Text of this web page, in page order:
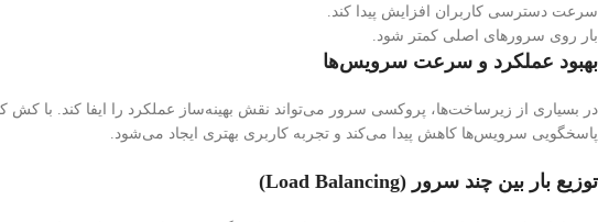
سرعت دسترسی کاربران افزایش پیدا کند.
بار روی سرورهای اصلی کمتر شود.
بهبود عملکرد و سرعت سرویس‌ها
در بسیاری از زیرساخت‌ها، پروکسی سرور می‌تواند نقش بهینه‌ساز عملکرد را ایفا کند. با
پاسخگویی سرویس‌ها کاهش پیدا می‌کند و تجربه کاربری بهتری ایجاد می‌شود.
توزیع بار بین چند سرور (Load Balancing)